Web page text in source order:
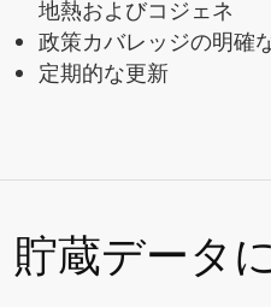
地熱およびコジェネ
政策カバレッジの明確
定期的な更新
貯蔵データ